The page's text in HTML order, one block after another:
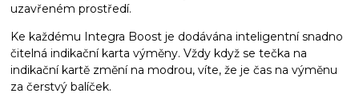
uzavřeném prostředí.
Ke každému Integra Boost je dodávána inteligentní snadno
čitelná indikační karta výměny. Vždy když se tečka na
indikační kartě změní na modrou, víte, že je čas na výměnu
za čerstvý balíček.